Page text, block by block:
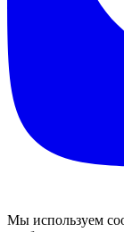
Мы используем